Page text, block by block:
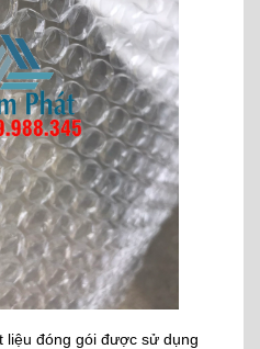
liệu đóng gói được sử dụng